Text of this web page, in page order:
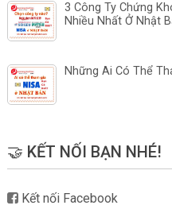
3 Công Ty Chứng
Nhiều Nhất Ở Nhật
Những Ai Có Thể
🤝 KẾT NỐI BẠN NHÉ!
Kết nối Facebook